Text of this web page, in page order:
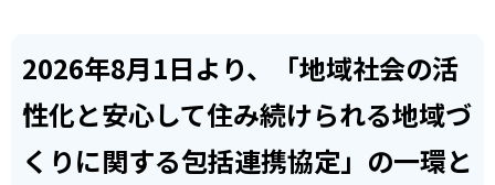
2026年8月1日より、「地域社会の活
性化と安心して住み続けられる地域づ
くりに関する包括連携協定」の一環と